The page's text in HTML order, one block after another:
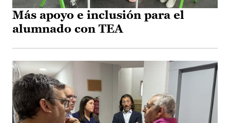
Más apoyo e inclusión para el
alumnado con TEA